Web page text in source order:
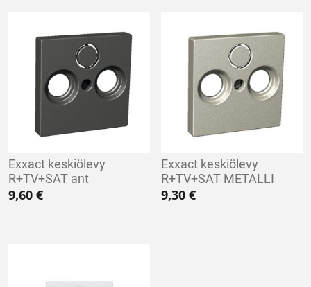
Exxact keskiölevy
R+TV+SAT ant
9,60 €
Exxact keskiölevy
R+TV+SAT METALLI
9,30€